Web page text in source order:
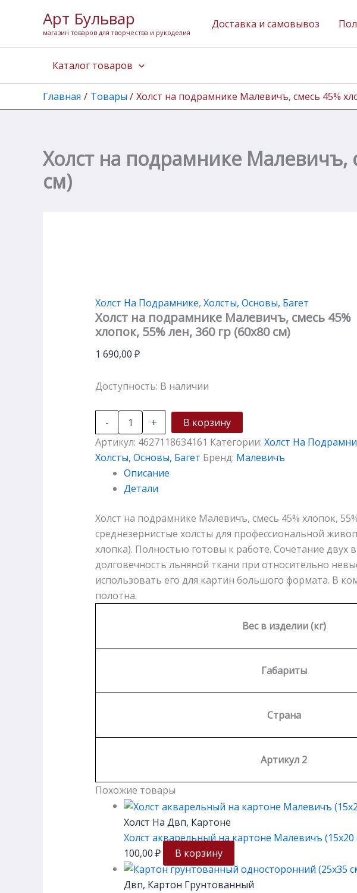
содержимому
Арт Бульвар
магазин товаров для творчества и рукоделия
Доставка и самовывоз
Каталог товаров
Главная Товары Холст на подрамнике Малевичъ, смесь 45%
Холст на подрамнике Малевичъ,
см)
Холст На Подрамнике, Холсты, Основы, Багет
Холст на подрамнике Малевичъ, смесь 45%
хлопок, 55% лен, 360 гр (60х80 см)
1 690,00 ₽
Доступность: В наличии
-
товара
Холст
Малевичъ,
хлопок,
55%
(60х80
+
В корзину
Артикул: 4627118634161 Категории: Холст На
Холсты, Основы, Багет Бренд: Малевичъ
Описание
Детали
Холст на подрамнике Малевичъ, смесь 45% хлопок,
среднезернистые холсты для профессиональной
хлопка). Полностью готовы к работе. Сочетание
долговечность льняной ткани при относительно
использовать его для картин большого формата. В
полотна.
Вес в изделии (кг)
Габариты
Страна
Артикул 2
Похожие товары
Холст На Двп, Картоне
Холст акварельный на картоне Малевичъ (15х20
100,00 ₽ В корзину
Двп, Картон Грунтованный